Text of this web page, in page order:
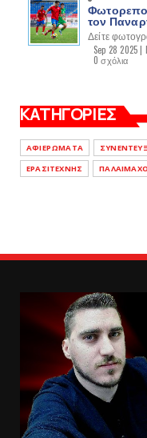
τον
Δείτε
Sep 28 2025 |
0 σχόλια
ΚΑΤΗΓΟΡΙΕΣ
ΑΦΙΕΡΩΜΑΤΑ
ΕΡΑΣΙΤΕΧΝΗΣ